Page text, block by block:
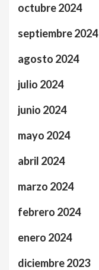
octubre 2024
septiembre 2024
agosto 2024
julio 2024
junio 2024
mayo 2024
abril 2024
marzo 2024
febrero 2024
enero 2024
diciembre 2023